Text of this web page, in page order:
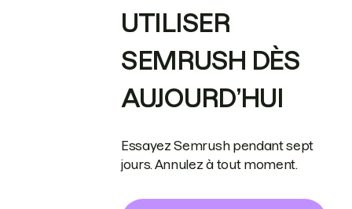
UTILISER
SEMRUSH DÈS
AUJOURD’HUI
Essayez Semrush pendant sept
jours. Annulez à tout moment.